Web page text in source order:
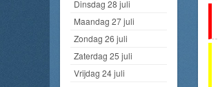
Dinsdag 28 juli
Maandag 27 juli
Zondag 26 juli
Zaterdag 25 juli
Vrijdag 24 juli